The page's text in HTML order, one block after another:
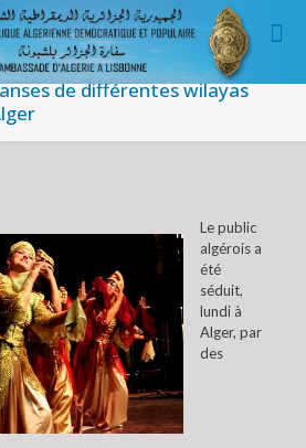
de différentes wilayas
Le public
algérois a
été
séduit,
lundi à
Alger, par
des